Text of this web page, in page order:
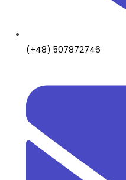
(+48) 507872746